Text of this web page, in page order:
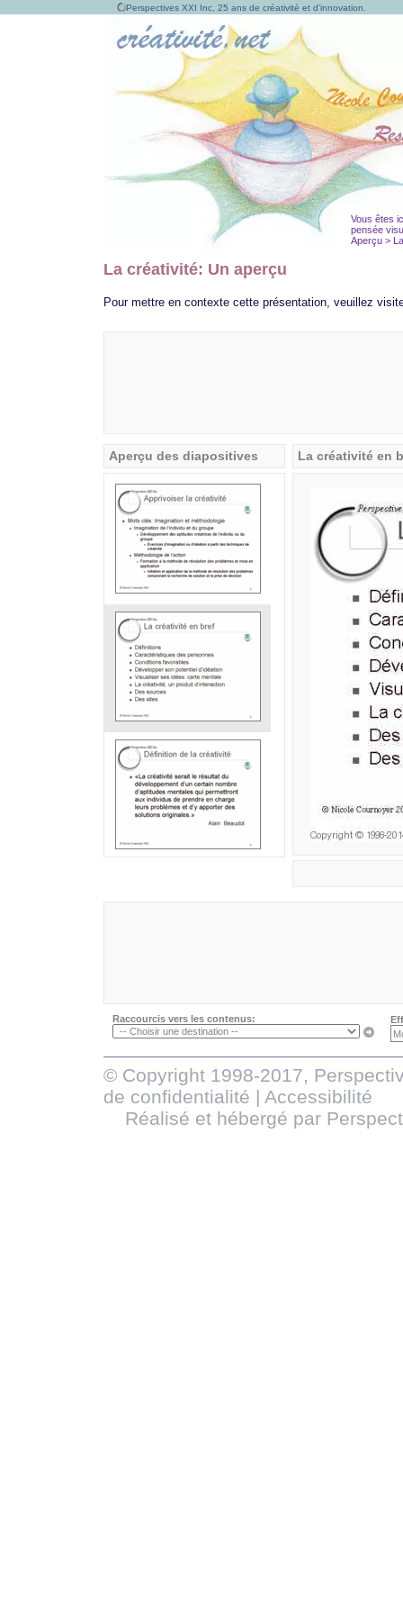
Perspectives XXI Inc, 25 ans de créativité et d'innovation.
Vous êtes
pensée
Aperçu >
La créativité: Un aperçu
Pour mettre en contexte cette présentation, veuillez
Aperçu des diapositives La créativité en
Raccourcis vers les contenus:
© Copyright 1998-2017,
de confidentialité | Accessibilité
Réalisé et hébergé par